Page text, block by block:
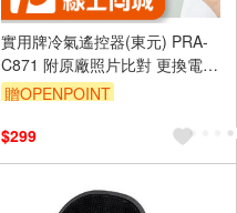
實用牌冷氣遙控器(東元) PRA-
C871 附原廠照片比對 更換電池
免設定 台灣設計
贈OPENPOINT
（運費不算在 2000 元的範圍
內）
$299